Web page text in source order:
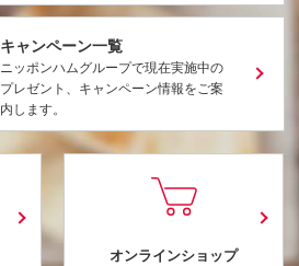
キャンペーン一覧
ニッポンハムグループで現在実施中の
プレゼント、キャンペーン情報をご案
内します。
オンラインショップ